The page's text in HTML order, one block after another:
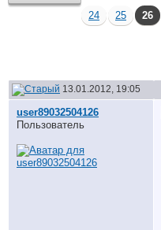
24
25 26
13.01.2012, 19:05
user89032504126
Пользователь